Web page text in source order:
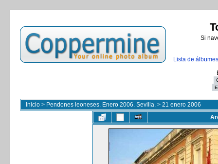
Si
Lista de álbumes
Inicio > Pendones leoneses. Enero 2006. Sevilla. > 21 enero 2006